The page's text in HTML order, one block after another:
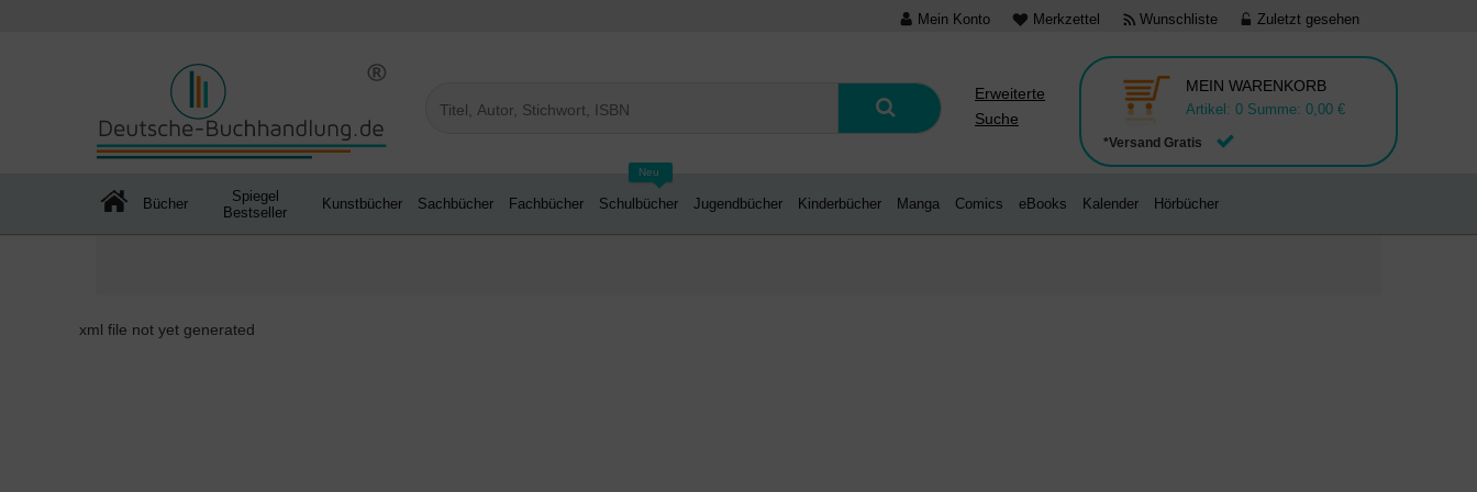
Mein Konto Merkzettel Wunschliste Zuletzt gesehen
Erweiterte
Suche
*Versand Gratis
MEIN WARENKORB
Artikel: 0 Summe: 0,00 €
Bücher
Spiegel
Bestseller
Kunstbücher Sachbücher Fachbücher
Neu
Schulbücher Jugendbücher Kinderbücher Manga Comics eBooks Kalender Hörbücher
xml file not yet generated